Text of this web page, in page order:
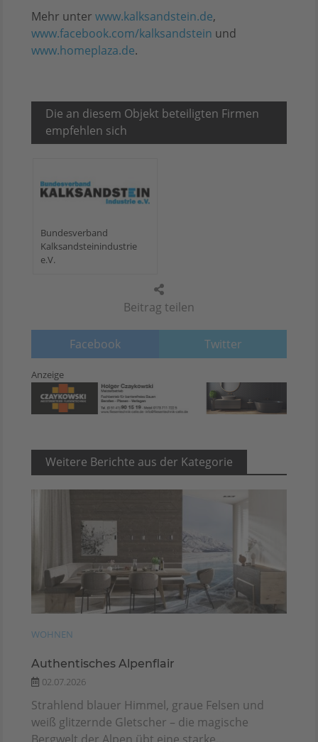
Beitrag teilen
Facebook Twitter
Mehr unter www.kalksandstein.de,
www.facebook.com/kalksandstein und
www.homeplaza.de.
Die an diesem Objekt beteiligten Firmen
empfehlen sich
Bundesverband
Kalksandsteinindustrie
e.V.
Anzeige
Weitere Berichte aus der Kategorie
WOHNEN
Authentisches Alpenflair
02.07.2026
Strahlend blauer Himmel, graue Felsen und
weiß glitzernde Gletscher – die magische